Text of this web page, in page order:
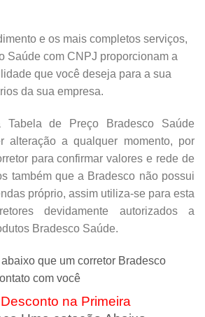
e os mais completos serviços,
Saúde com CNPJ proporcionam a
que você deseja para a sua
da sua empresa.
Tabela de Preço Bradesco Saúde
alteração a qualquer momento, por
para confirmar valores e rede de
também que a Bradesco não possui
próprio, assim utiliza-se para esta
devidamente autorizados a
Bradesco Saúde.
que um corretor Bradesco
com você
na Primeira